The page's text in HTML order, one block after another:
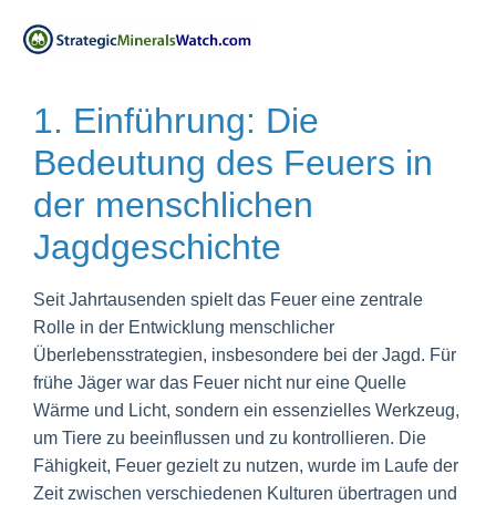
1. Einführung: Die
Bedeutung des Feuers in
der menschlichen
Jagdgeschichte
Seit Jahrtausenden spielt das Feuer eine zentrale
Rolle in der Entwicklung menschlicher
Überlebensstrategien, insbesondere bei der Jagd. Für
frühe Jäger war das Feuer nicht nur eine Quelle
Wärme und Licht, sondern ein essenzielles Werkzeug,
um Tiere zu beeinflussen und zu kontrollieren. Die
Fähigkeit, Feuer gezielt zu nutzen, wurde im Laufe der
Zeit zwischen verschiedenen Kulturen übertragen und